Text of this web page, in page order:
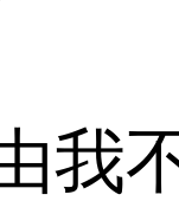
我